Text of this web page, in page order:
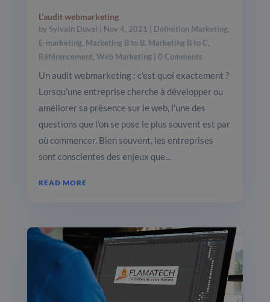
L’audit webmarketing
by Sylvain Duval Nov 4, 2021 Définition Marketing,
E-marketing, Marketing B to B, Marketing B to C,
Référencement, Web Marketing | 0 Comments
Un audit webmarketing : c'est quoi exactement ?
Lorsqu'une entreprise cherche à développer ou
améliorer sa présence sur le web, l'une des
questions que l'on se pose le plus souvent est par
où commencer. Bien souvent, les entreprises
sont conscientes des enjeux que...
READ MORE